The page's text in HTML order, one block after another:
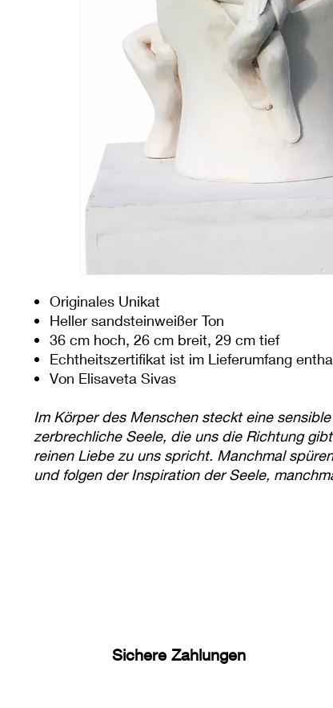
Originales Unikat
Heller sandsteinweißer Ton
36 cm hoch, 26 cm breit, 29 cm tief
Echtheitszertifikat ist im Lieferumfang
Von Elisaveta Sivas
Im Körper des Menschen steckt eine
zerbrechliche Seele, die uns die Richtung
reinen Liebe zu uns spricht. Manchmal
und folgen der Inspiration der Seele,
Sichere Zahlungen